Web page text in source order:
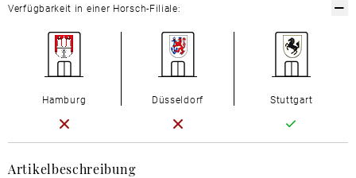
Artikelbeschreibung
Verfügbarkeit in einer Horsch-Filiale:
Hamburg Düsseldorf Stuttgart